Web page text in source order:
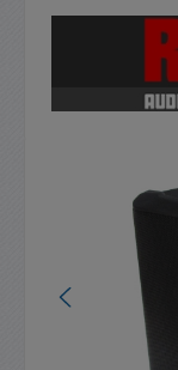
Bildergalerie